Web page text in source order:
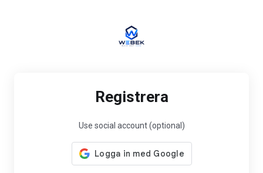
Registrera
Use social account (optional)